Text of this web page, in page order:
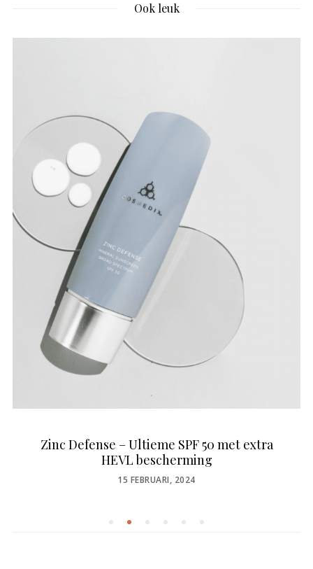
Ook leuk
Zinc Defense – Ultieme SPF 50 met extra
HEVL bescherming
POSTED
15 FEBRUARI, 2024